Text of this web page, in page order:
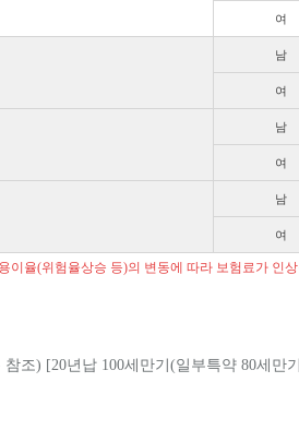
여
남
여
남
여
남
여
율(위험율상승 등)의 변동에 따라 보험료가 인
) [20년납 100세만기(일부특약 80세만